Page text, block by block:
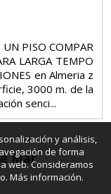
PISO COMPAR
LARGA TEMPO
en Almeria z
3000 m. de la
senci...
Mar
y análisis,
de forma
web. Consideramos
Más información.